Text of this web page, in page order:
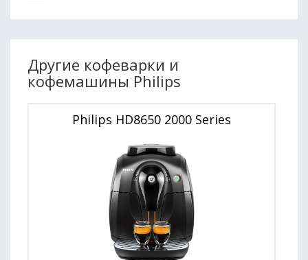
Другие кофеварки и
кофемашины Philips
Philips HD8650 2000 Series